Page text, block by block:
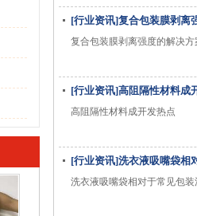
[行业资讯]复合包装膜剥离
复合包装膜剥离强度的解决方
[行业资讯]高阻隔性材料成
高阻隔性材料成开发热点
[行业资讯]洗衣液吸嘴袋相
洗衣液吸嘴袋相对于常见包装